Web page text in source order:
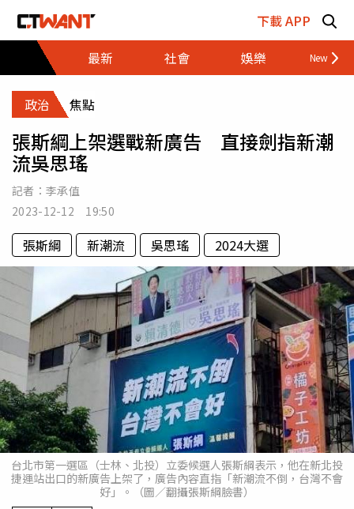
下載 APP
最新
社會 娛樂 財經
政治 焦點
張斯綱上架選戰新廣告 直接劍指新潮
流吳思瑤
記者： 李承值
2023-12-12 19:50
張斯綱 新潮流 吳思瑤 2024大選
台北市第一選區（士林、北投）立委候選人張斯綱表示，他在新北投
捷運站出口的新廣告上架了，廣告內容直指「新潮流不倒，台灣不會
好」。（圖／翻攝張斯綱臉書）